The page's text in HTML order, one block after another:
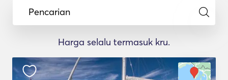
Pencarian
Harga selalu termasuk kru.